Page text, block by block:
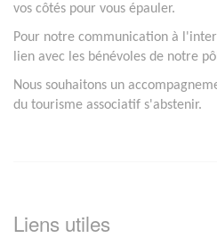
vos côtés pour vous épauler.
Pour notre communication à
lien avec les bénévoles de notre
Nous souhaitons un
du tourisme associatif s'abstenir.
Liens utiles